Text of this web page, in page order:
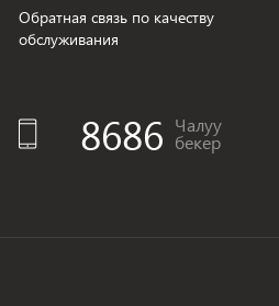
Обратная связь по качеству
обслуживания
8686 Чалуу
бекер